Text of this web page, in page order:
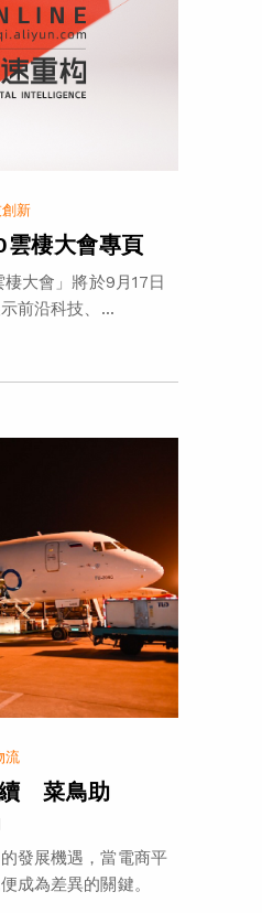
新
棲大會專頁
大會」將於9月17日
前沿科技、...
流
續 菜鳥助
發展機遇，當電商平
成為差異的關鍵。